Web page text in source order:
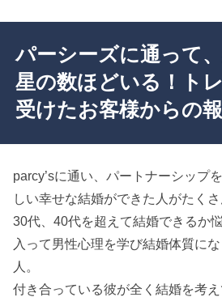
パーシーズに通って
星の数ほどいる！ト
受けたお客様からの
parcy’sに通い、パートナーシップ
しい幸せな結婚ができた人がたくさ
30代、40代を超えて結婚できるか
入って男性心理を学び結婚体質に
人。
付き合っている彼が全く結婚を考